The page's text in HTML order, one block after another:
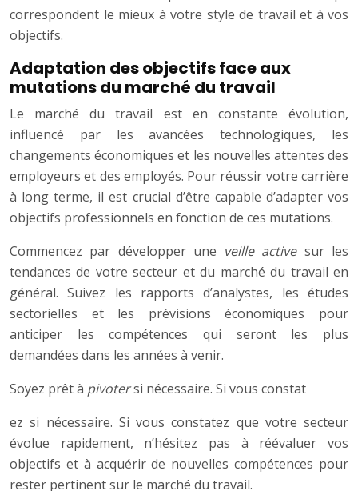
correspondent le mieux à votre style de travail et à vos
objectifs.
Adaptation des objectifs face aux
mutations du marché du travail
Le marché du travail est en constante évolution,
influencé par les avancées technologiques, les
changements économiques et les nouvelles attentes des
employeurs et des employés. Pour réussir votre carrière
à long terme, il est crucial d’être capable d’adapter vos
objectifs professionnels en fonction de ces mutations.
Commencez par développer une veille active sur les
tendances de votre secteur et du marché du travail en
général. Suivez les rapports d’analystes, les études
sectorielles et les prévisions économiques pour
anticiper les compétences qui seront les plus
demandées dans les années à venir.
Soyez prêt à pivotersi nécessaire. Si vous constat
ez si nécessaire. Si vous constatez que votre secteur
évolue rapidement, n’hésitez pas à réévaluer vos
objectifs et à acquérir de nouvelles compétences pour
rester pertinent sur le marché du travail.